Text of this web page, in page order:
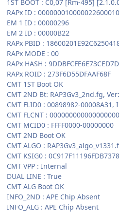
1ST BOOT : C0,07 [Rm-495]
RAPx ID :
EM 1 ID : 00000296
EM 2 ID : 00000B22
RAPx PBID :
RAPx MODE : 00
RAPx HASH :
RAPx ROID : 273F6D55DFAAF68F
CMT 1ST Boot OK
CMT 2ND Bt: RAP3Gv3_2nd.fg,
CMT FLID0 : 00898982-00008A31,
CMT FLCNT :
CMT MCID0 : FFFF0000-00000000
CMT 2ND Boot OK
CMT ALGO :
CMT KSIG0 :
CMT VPP : Internal
DUAL LINE : True
CMT ALG Boot OK
INFO_2ND : APE Chip Absent
INFO_ALG : APE Chip Absent